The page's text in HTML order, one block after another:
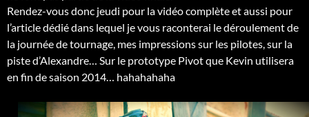
Rendez-vous donc jeudi pour la vidéo complète et aussi pour
l’article dédié dans lequel je vous raconterai le déroulement de
la journée de tournage, mes impressions sur les pilotes, sur la
piste d’Alexandre… Sur le prototype Pivot que Kevin utilisera
en fin de saison 2014… hahahahaha